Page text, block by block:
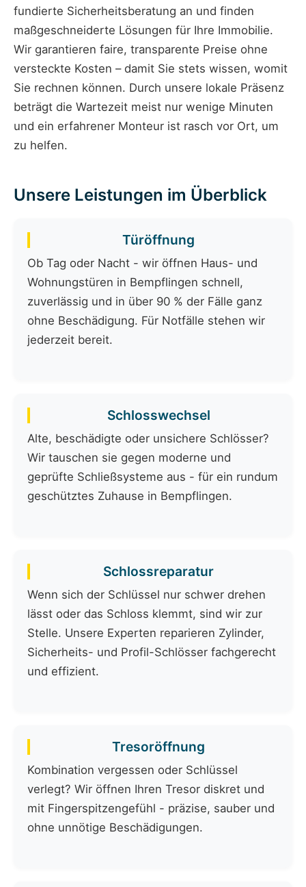
fundierte Sicherheitsberatung an und finden
maßgeschneiderte Lösungen für Ihre Immobilie.
Wir garantieren faire, transparente Preise ohne
versteckte Kosten – damit Sie stets wissen, womit
Sie rechnen können. Durch unsere lokale Präsenz
beträgt die Wartezeit meist nur wenige Minuten
und ein erfahrener Monteur ist rasch vor Ort, um
zu helfen.
Unsere Leistungen im Überblick
Türöffnung
Ob Tag oder Nacht - wir öffnen Haus- und
Wohnungstüren in Bempflingen schnell,
zuverlässig und in über 90 % der Fälle ganz
ohne Beschädigung. Für Notfälle stehen wir
jederzeit bereit.
Schlosswechsel
Alte, beschädigte oder unsichere Schlösser?
Wir tauschen sie gegen moderne und
geprüfte Schließsysteme aus - für ein rundum
geschütztes Zuhause in Bempflingen.
Schlossreparatur
Wenn sich der Schlüssel nur schwer drehen
lässt oder das Schloss klemmt, sind wir zur
Stelle. Unsere Experten reparieren Zylinder,
Sicherheits- und Profil-Schlösser fachgerecht
und effizient.
Tresoröffnung
Kombination vergessen oder Schlüssel
verlegt? Wir öffnen Ihren Tresor diskret und
mit Fingerspitzengefühl - präzise, sauber und
ohne unnötige Beschädigungen.